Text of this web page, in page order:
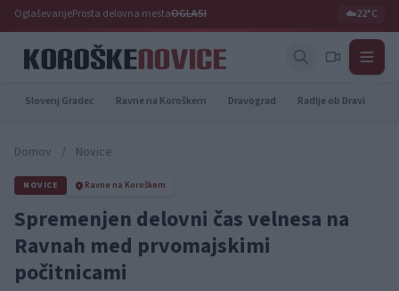
OglaševanjeProsta delovna mestaOGLASI ☁️22°C
Slovenj Gradec Ravne na Koroškem Dravograd Radlje ob Dravi
Domov / Novice
NOVICE Ravne na Koroškem
Spremenjen delovni čas velnesa na
Ravnah med prvomajskimi
počitnicami